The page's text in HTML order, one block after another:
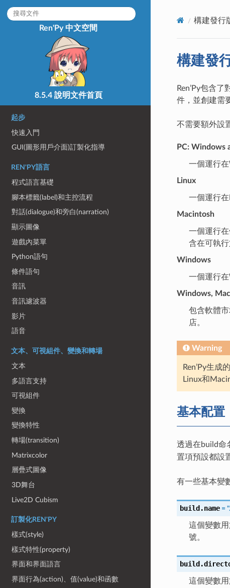
Ren'Py 中文空間
8.5.4 說明文件首頁
起步
快速入門
GUI(圖形用戶介面)訂製化指導
REN'PY語言
程式語言基礎
腳本標籤(label)和主控流程
對話(dialogue)和旁白(narration)
顯示圖像
遊戲內菜單
Python語句
條件語句
音訊
音訊濾波器
影片
語音
文本、可視組件、變換和轉場
文本
多語言支持
可視組件
變換
變換特性
轉場(transition)
Matrixcolor
層疊式圖像
3D舞台
Live2D Cubism
訂製化REN'PY
樣式(style)
樣式特性(property)
界面和界面語言
界面行為(action)、值(value)和函數
構建發行
構建發
Ren’Py包含
件，並創建需
不需要額外設
PC: Windows
一個運行
Linux
一個運行
Macintosh
一個運行
含在可執
Windows
一個運行
Windows,
包含軟體
店。
Warning
Ren’Py生
Linux和
基本配置
透過在build命
置項預設都設
有一些基本變
build.name =
這個變數
號。
這個變數